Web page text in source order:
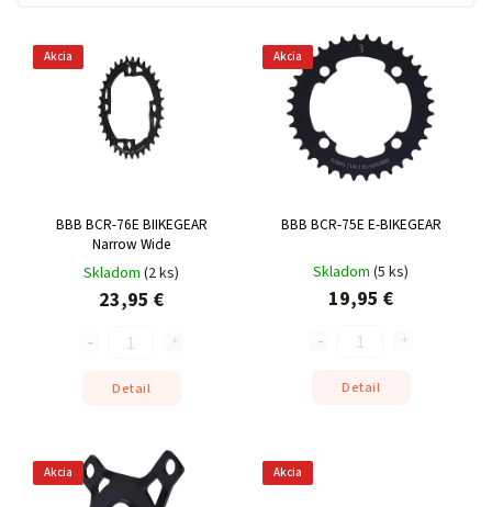
Akcia
BBB BCR-76E BIIKEGEAR
Narrow Wide
Skladom (2 ks)
23,95 €
Detail
Akcia
BBB BCR-75E E-BIKEGEAR
Skladom (5 ks)
19,95 €
Detail
Akcia Akcia